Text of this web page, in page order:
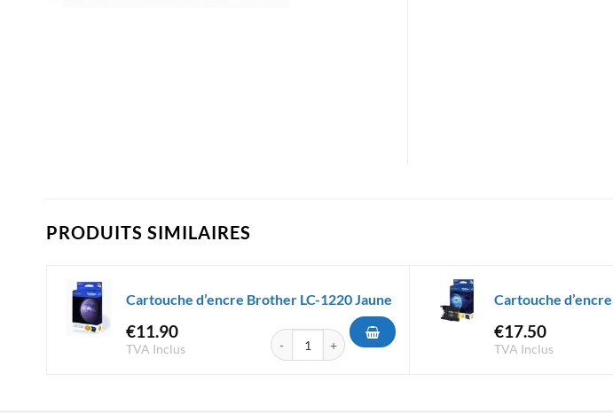
PRODUITS SIMILAIRES
Cartouche d’encre Brother LC-1220 Jaune
€11.90
TVA Inclus
quantité de Cartouche d'encre Brother LC-1220 Jaune
Cartouche
€17.50
TVA Inclus